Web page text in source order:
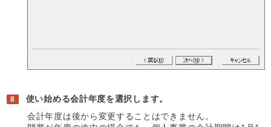
使い始める会計年度を選択します。
会計年度は後から変更することはできません。